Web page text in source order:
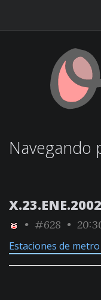
Navegando
X.23.ENE.2002
• #628 •
Estaciones de